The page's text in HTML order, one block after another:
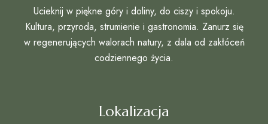
Ucieknij w piękne góry i doliny, do ciszy i spokoju.
Kultura, przyroda, strumienie i gastronomia. Zanurz się
w regenerujących walorach natury, z dala od zakłóceń
codziennego życia.
Lokalizacja